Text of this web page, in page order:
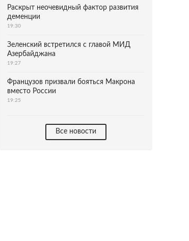
Раскрыт неочевидный фактор развития
деменции
19:30
Зеленский встретился с главой МИД
Азербайджана
19:27
Французов призвали бояться Макрона
вместо России
19:25
Все новости